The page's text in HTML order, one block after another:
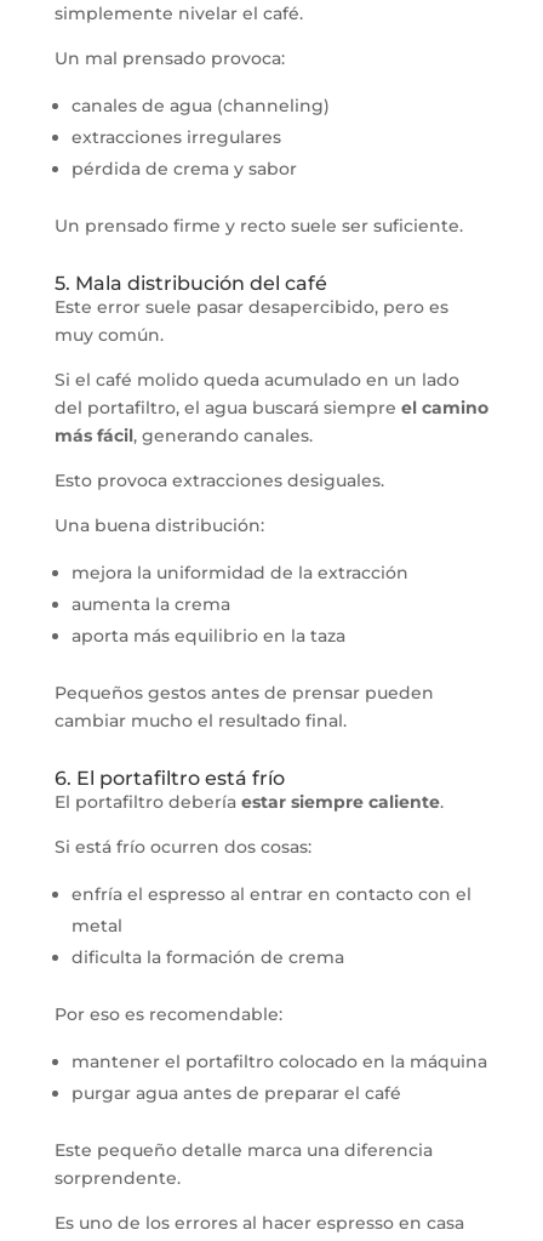
simplemente nivelar el café.
Un mal prensado provoca:
canales de agua (channeling)
extracciones irregulares
pérdida de crema y sabor
Un prensado firme y recto suele ser suficiente.
5. Mala distribución del café
Este error suele pasar desapercibido, pero es
muy común.
Si el café molido queda acumulado en un lado
del portafiltro, el agua buscará siempre el camino
más fácil, generando canales.
Esto provoca extracciones desiguales.
Una buena distribución:
mejora la uniformidad de la extracción
aumenta la crema
aporta más equilibrio en la taza
Pequeños gestos antes de prensar pueden
cambiar mucho el resultado final.
6. El portafiltro está frío
El portafiltro debería estar siempre caliente.
Si está frío ocurren dos cosas:
enfría el espresso al entrar en contacto con el
metal
dificulta la formación de crema
Por eso es recomendable:
mantener el portafiltro colocado en la máquina
purgar agua antes de preparar el café
Este pequeño detalle marca una diferencia
sorprendente.
Es uno de los errores al hacer espresso en casa